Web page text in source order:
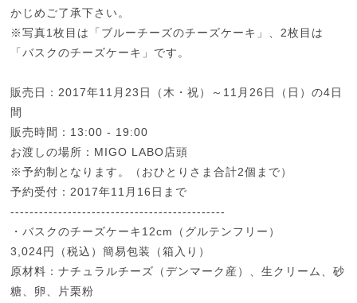
かじめご了承下さい。
※写真1枚目は「ブルーチーズのチーズケーキ」、2枚目は
「バスクのチーズケーキ」です。
販売日：2017年11月23日（木・祝）～11月26日（日）の4日
間
販売時間：13:00 - 19:00
お渡しの場所：MIGO LABO店頭
※予約制となります。（おひとりさま合計2個まで）
予約受付：2017年11月16日まで
---------------------------------------------
・バスクのチーズケーキ12cm（グルテンフリー）
3,024円（税込）簡易包装（箱入り）
原材料：ナチュラルチーズ（デンマーク産）、生クリーム、砂
糖、卵、片栗粉